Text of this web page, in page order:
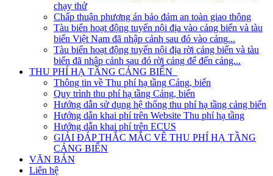
chạy thử
Chấp thuận phương án bảo đảm an toàn giao thông
Tàu biển hoạt động tuyến nội địa vào cảng biển và tàu
biển Việt Nam đã nhập cảnh sau đó vào cảng...
Tàu biển hoạt động tuyến nội địa rời cảng biển và tàu
biển đã nhập cảnh sau đó rời cảng để đến cảng...
THU PHÍ HẠ TẦNG CẢNG BIỂN
Thông tin về Thu phí hạ tầng Cảng, biển
Quy trình thu phí hạ tầng Cảng, biển
Hướng dẫn sử dụng hệ thống thu phí hạ tầng cảng biển
Hướng dẫn khai phí trên Website Thu phí hạ tầng
Hướng dẫn khai phí trên ECUS
GIẢI ĐÁP THẮC MẮC VÊ THU PHÍ HẠ TẦNG
CẢNG BIỂN
VĂN BẢN
Liên hệ